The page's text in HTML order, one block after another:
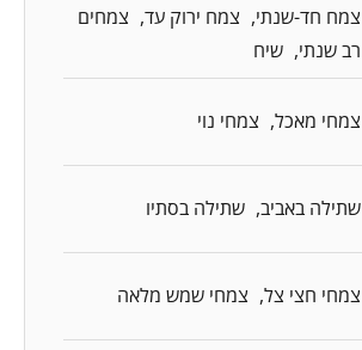
צמח חד-שנתי צמח ירוק עד
צמחים
רב שנתי
שיח
צמחי מאכל צמחי נוי
שתילה באביב שתילה בסתיו
צמחי חצי צל צמחי שמש מלאה